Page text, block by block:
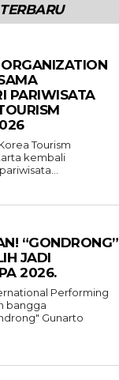
PARIWISATA
Tourism
kembali
“GONDRONG”
JADI
2026.
Performing
bangga
Gunarto